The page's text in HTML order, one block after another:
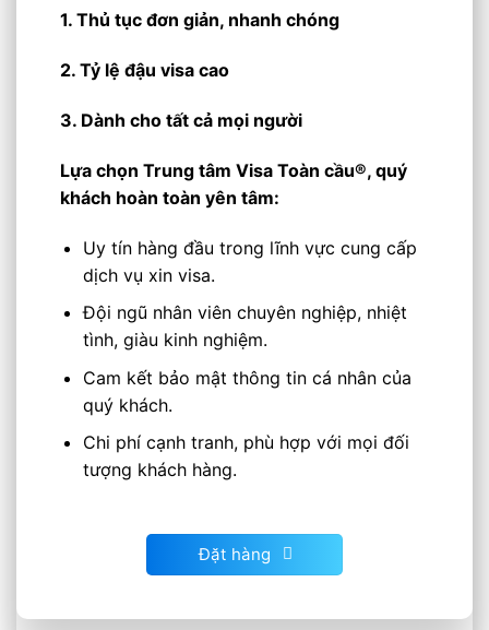
1. Thủ tục đơn giản, nhanh chóng
2. Tỷ lệ đậu visa cao
3. Dành cho tất cả mọi người
Lựa chọn Trung tâm Visa Toàn cầu®, quý
khách hoàn toàn yên tâm:
Uy tín hàng đầu trong lĩnh vực cung cấp
dịch vụ xin visa.
Đội ngũ nhân viên chuyên nghiệp, nhiệt
tình, giàu kinh nghiệm.
Cam kết bảo mật thông tin cá nhân của
quý khách.
Chi phí cạnh tranh, phù hợp với mọi đối
tượng khách hàng.
Đặt hàng